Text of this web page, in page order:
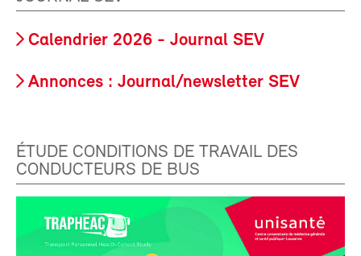
Calendrier 2026 - Journal SEV
Annonces : Journal/newsletter SEV
ÉTUDE CONDITIONS DE TRAVAIL DES
CONDUCTEURS DE BUS